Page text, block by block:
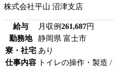
株式会社平山 沼津支店
給与 月収例261,687円
勤務地
静岡県 富士市
寮・社宅 あり
仕事内容 トイレの操作・製造